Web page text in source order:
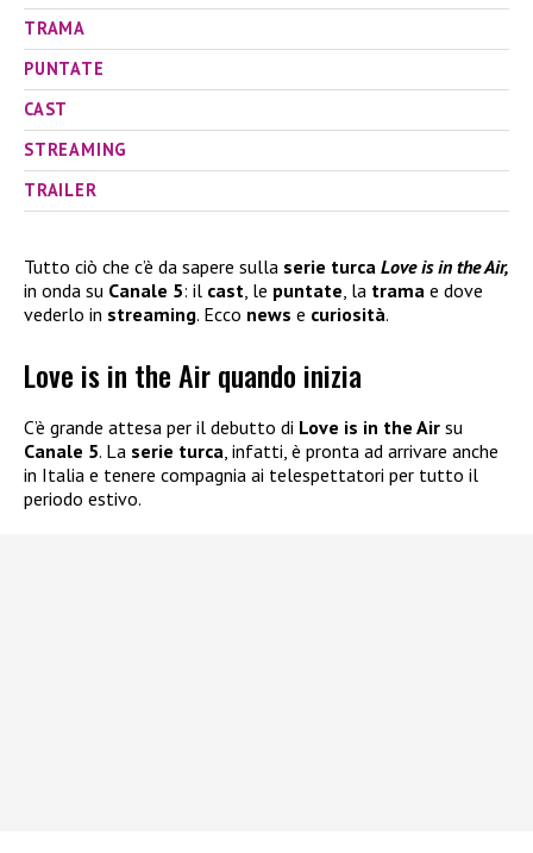
TRAMA
PUNTATE
CAST
STREAMING
TRAILER
Tutto ciò che c’è da sapere sulla serie turca Love is in the Air,
in onda su Canale 5: il cast, le puntate, la trama e dove
vederlo in streaming. Ecco news e curiosità.
Love is in the Air quando inizia
C’è grande attesa per il debutto di Love is in the Air su
Canale 5. La serie turca , infatti, è pronta ad arrivare anche
in Italia e tenere compagnia ai telespettatori per tutto il
periodo estivo.